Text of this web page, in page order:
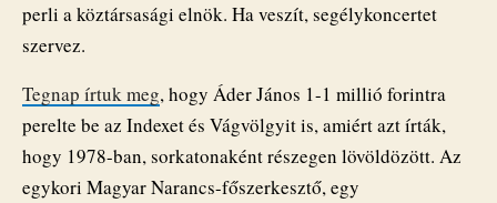
perli a köztársasági elnök. Ha veszít, segélykoncertet
szervez.
Tegnap írtuk meg, hogy Áder János 1-1 millió forintra
perelte be az Indexet és Vágvölgyit is, amiért azt írták,
hogy 1978-ban, sorkatonaként részegen lövöldözött. Az
egykori Magyar Narancs-főszerkesztő, egy